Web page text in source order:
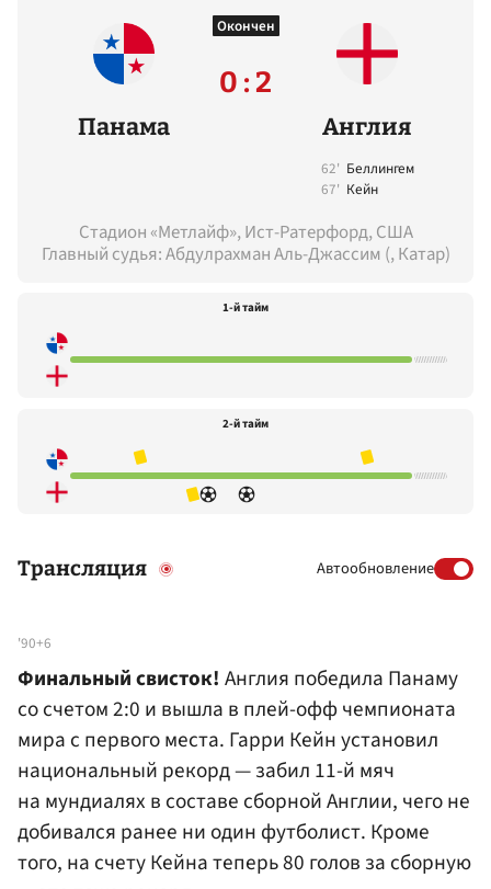
Панама
Окончен
0 : 2
Англия
62' Беллингем
67' Кейн
Стадион «Метлайф», Ист-Ратерфорд, США
Главный судья: Абдулрахман Аль-Джассим (, Катар)
1-й тайм
2-й тайм
Трансляция Автообновление
'90+6
Финальный свисток! Англия победила Панаму
со счетом 2:0 и вышла в плей-офф чемпионата
мира с первого места. Гарри Кейн установил
национальный рекорд — забил 11-й мяч
на мундиалях в составе сборной Англии, чего не
добивался ранее ни один футболист. Кроме
того, на счету Кейна теперь 80 голов за сборную